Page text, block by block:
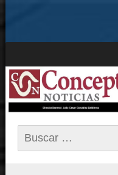
Buscar: